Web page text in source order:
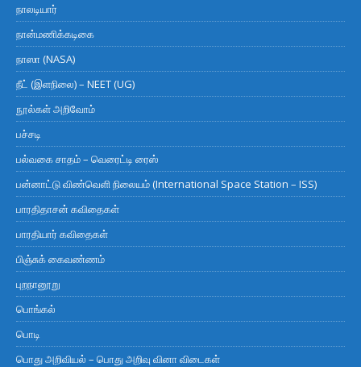
நாலடியார்
நான்மணிக்கடிகை
நாஸா (NASA)
நீட் (இளநிலை) – NEET (UG)
நூல்கள் அறிவோம்
பச்சடி
பல்வகை சாதம் – வெரைட்டி ரைஸ்
பன்னாட்டு விண்வெளி நிலையம் (International Space Station – ISS)
பாரதிதாசன் கவிதைகள்
பாரதியார் கவிதைகள்
பிஞ்சுக் கைவண்ணம்
புறநானூறு
பொங்கல்
பொடி
பொது அறிவியல் – பொது அறிவு வினா விடைகள்